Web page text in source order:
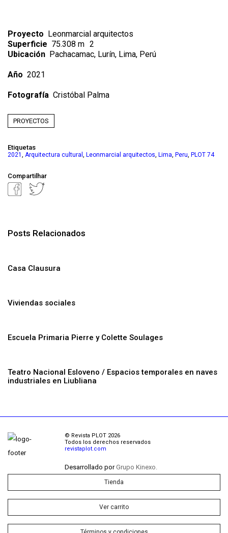
Proyecto Leonmarcial arquitectos
Superficie 75.308 m 2
Ubicación Pachacamac, Lurín, Lima, Perú
Año 2021
Fotografía Cristóbal Palma
PROYECTOS
Etiquetas
2021 , Arquitectura cultural , Leonmarcial arquitectos, Lima, Peru, PLOT 74
Compartilhar
Posts Relacionados
Casa Clausura
Viviendas sociales
Escuela Primaria Pierre y Colette Soulages
Teatro Nacional Esloveno / Espacios temporales en naves
industriales en Liubliana
© Revista PLOT 2026
Todos los derechos reservados
revistaplot.com
Desarrollado porGrupo Kinexo.
Tienda
Ver carrito